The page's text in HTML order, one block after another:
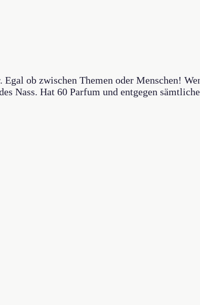
ob zwischen Themen oder Menschen!
Nass. Hat 60 Parfum und entgegen